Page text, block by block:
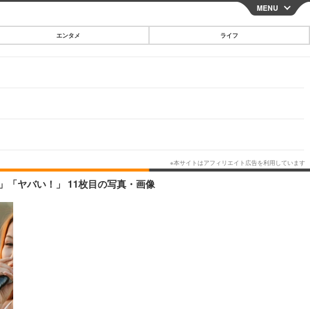
CLOSE
スポーツ
グルメ
ショッピング
MENU
エンタメ ライフ
「ヤバい！」 11枚目の写真・画像